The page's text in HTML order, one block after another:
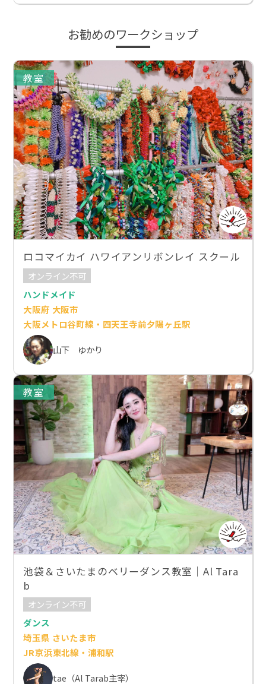
お勧めのワークショップ
教室
ロコマイカイ ハワイアンリボンレイ スクール
オンライン不可
ハンドメイド
大阪府 大阪市
大阪メトロ谷町線・四天王寺前夕陽ヶ丘駅
山下 ゆかり
教室
池袋＆さいたまのベリーダンス教室｜Al Tara
b
オンライン不可
ダンス
埼玉県 さいたま市
JR京浜東北線・浦和駅
tae（Al Tarab主宰）